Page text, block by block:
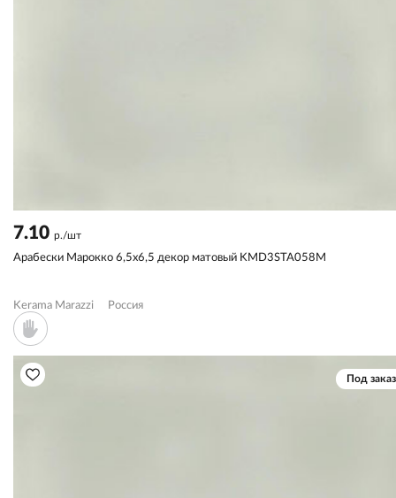
7.10 р./шт
Арабески Марокко 6,5x6,5 декор матовый KMD3STA058M
Kerama Marazzi Россия
Под заказ